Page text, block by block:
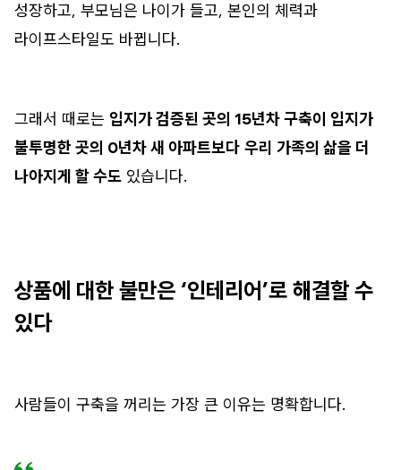
성장하고, 부모님은 나이가 들고, 본인의 체력과
라이프스타일도 바뀝니다.
그래서 때로는 입지가 검증된 곳의 15년차 구축이 입지가
불투명한 곳의 0년차 새 아파트보다 우리 가족의 삶을 더
나아지게 할 수도 있습니다.
상품에 대한 불만은 ‘인테리어’로 해결할 수
있다
사람들이 구축을 꺼리는 가장 큰 이유는 명확합니다.